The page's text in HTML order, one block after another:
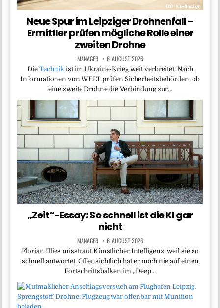
Neue Spur im Leipziger Drohnenfall –
Ermittler prüfen mögliche Rolle einer
zweiten Drohne
MANAGER 6. AUGUST 2026
Die Technikist im Ukraine-Krieg weit verbreitet. Nach
Informationen von WELT prüfen Sicherheitsbehörden, ob
eine zweite Drohne die Verbindung zur…
„Zeit“-Essay: So schnell ist die KI gar
nicht
MANAGER 6. AUGUST 2026
Florian Illies misstraut Künstlicher Intelligenz, weil sie so
schnell antwortet. Offensichtlich hat er noch nie auf einen
Fortschrittsbalken im „Deep…